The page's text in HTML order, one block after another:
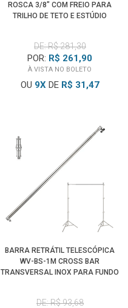
ROSCA 3/8" COM FREIO PARA
TRILHO DE TETO E ESTÚDIO
DE: R$ 281,30
POR: R$ 261,90
À VISTA NO BOLETO
OU 9XDE R$ 31,47
BARRA RETRÁTIL TELESCÓPICA
WV-BS-1M CROSS BAR
TRANSVERSAL INOX PARA FUNDO
DE: R$ 93,68